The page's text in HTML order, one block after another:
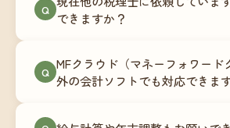
コストが事前にわかるので、資金
は営利法人とは会計基準や監査
め、別途お見積りとなります。ま
Q できますか？
ます。前任の税理士事務所との
簿データの移行もお手伝いします
Q MFクラウド（マネーフォワード
外の会計ソフトでも対応できま